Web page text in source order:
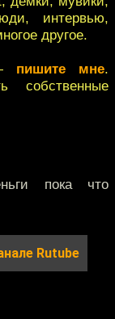
интервью,
другое.
пишите мне.
собственные
пока что
Rutube